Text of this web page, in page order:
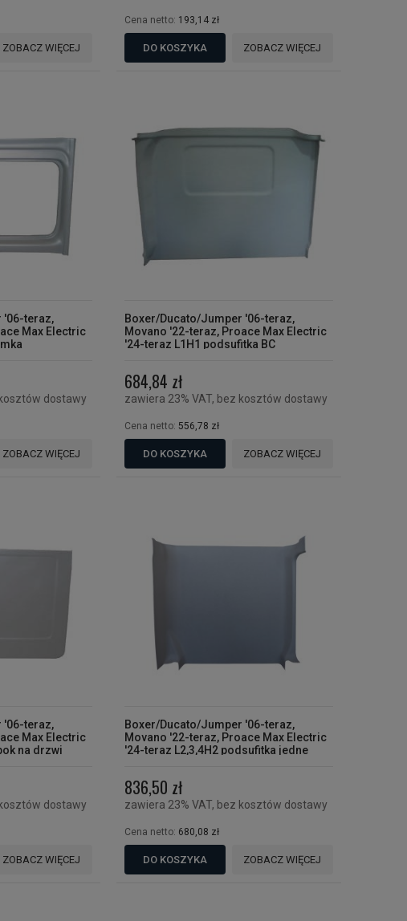
ZOBACZ WIĘCEJ
Cena netto: 193,14 zł
DO KOSZYKA ZOBACZ WIĘCEJ
'06-teraz,
Max Electric
dostawy
ZOBACZ WIĘCEJ
Boxer/Ducato/Jumper '06-teraz,
Movano '22-teraz, Proace Max Electric
'24-teraz L1H1 podsufitka BC
684,84 zł
zawiera 23% VAT, bez kosztów dostawy
Cena netto: 556,78 zł
DO KOSZYKA ZOBACZ WIĘCEJ
'06-teraz,
Max Electric
na drzwi
dostawy
ZOBACZ WIĘCEJ
Boxer/Ducato/Jumper '06-teraz,
Movano '22-teraz, Proace Max Electric
'24-teraz L2,3,4H2 podsufitka jedne
836,50 zł
zawiera 23% VAT, bez kosztów dostawy
Cena netto: 680,08 zł
DO KOSZYKA ZOBACZ WIĘCEJ